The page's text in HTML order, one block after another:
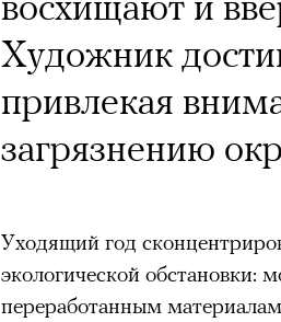
Художник
привлекая
загрязнению
Уходящий год
экологической обстановки:
переработанным
Год назад
Юрий Бутусов,
режиссеров
Матвиенко
спектаклях,